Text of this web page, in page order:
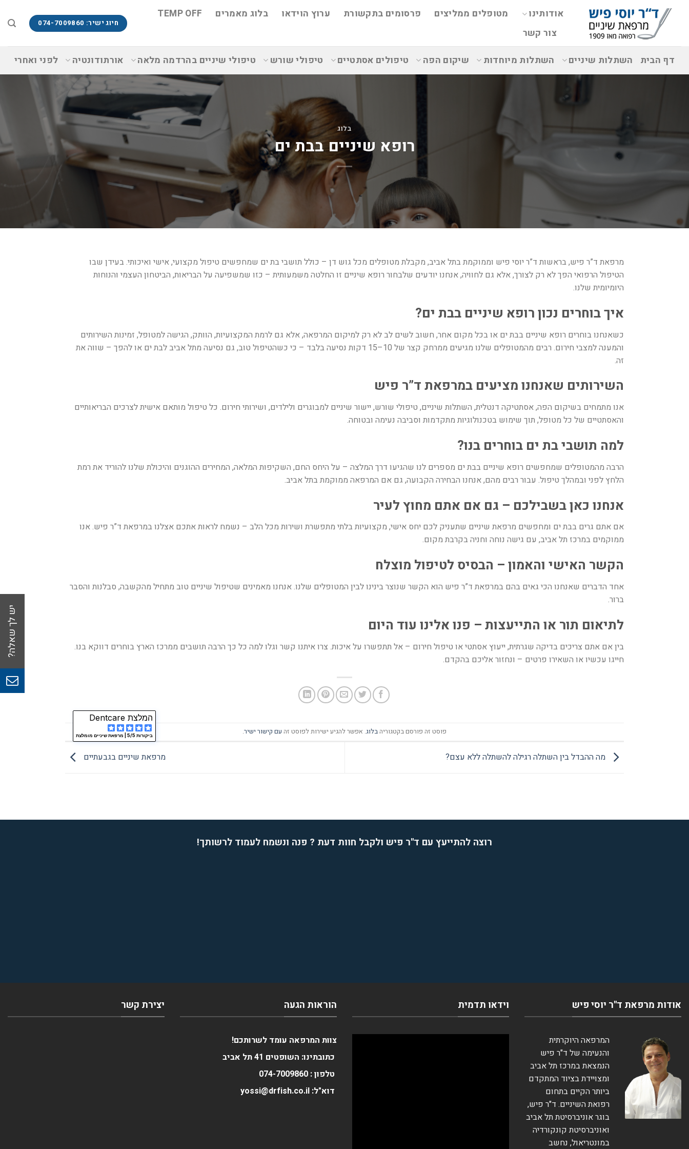
אודותינו מטופלים ממליצים פרסומים בתקשורת ערוץ הוידאו בלוג מאמרים
TEMP OFF
צור קשר
חיוג ישיר: 074-7009860
דף הבית השתלות שיניים השתלות מיוחדות שיקום הפה טיפולים אסתטיים טיפולי שורש טיפולי שיניים בהרדמה מלאה אורתודונטיה לפני ואחרי
בלוג
רופא שיניים בבת ים
מרפאת ד”ר פיש, בראשות ד”ר יוסי פיש וממוקמת בתל אביב, מקבלת מטופלים מכל גוש דן – כולל תושבי בת ים שמחפשים טיפול מקצועי, אישי ואיכותי. בעידן שבו
הטיפול הרפואי הפך לא רק לצורך, אלא גם לחוויה, אנחנו יודעים שלבחור רופא שיניים זו החלטה משמעותית – כזו שמשפיעה על הבריאות, הביטחון העצמי והנוחות
היומיומית שלנו.
איך בוחרים נכון רופא שיניים בבת ים?
כשאנחנו בוחרים רופא שיניים בבת ים או בכל מקום אחר, חשוב לשים לב לא רק למיקום המרפאה, אלא גם לרמת המקצועיות, הוותק, הגישה למטופל, זמינות השירותים
והמענה למצבי חירום. רבים מהמטופלים שלנו מגיעים ממרחק קצר של 10–15 דקות נסיעה בלבד – כי כשהטיפול טוב, גם נסיעה מתל אביב לבת ים או להפך – שווה את
זה.
השירותים שאנחנו מציעים במרפאת ד”ר פיש
אנו מתמחים בשיקום הפה, אסתטיקה דנטלית, השתלות שיניים, טיפולי שורש, יישור שיניים למבוגרים ולילדים, ושירותי חירום. כל טיפול מותאם אישית לצרכים הבריאותיים
והאסתטיים של כל מטופל, תוך שימוש בטכנולוגיות מתקדמות וסביבה נעימה ובטוחה.
למה תושבי בת ים בוחרים בנו?
הרבה מהמטופלים שמחפשים רופא שיניים בבת ים מספרים לנו שהגיעו דרך המלצה – על היחס החם, השקיפות המלאה, המחירים ההוגנים והיכולת שלנו להוריד את רמת
הלחץ לפני ובמהלך טיפול. עבור רבים מהם, אנחנו הבחירה הקבועה, גם אם המרפאה ממוקמת בתל אביב.
אנחנו כאן בשבילכם – גם אם אתם מחוץ לעיר
אם אתם גרים בבת ים ומחפשים מרפאת שיניים שתעניק לכם יחס אישי, מקצועיות בלתי מתפשרת ושירות מכל הלב – נשמח לראות אתכם אצלנו במרפאת ד”ר פיש. אנו
ממוקמים במרכז תל אביב, עם גישה נוחה וחניה בקרבת מקום.
הקשר האישי והאמון – הבסיס לטיפול מוצלח
אחד הדברים שאנחנו הכי גאים בהם במרפאת ד”ר פיש הוא הקשר שנוצר בינינו לבין המטופלים שלנו. אנחנו מאמינים שטיפול שיניים טוב מתחיל מהקשבה, סבלנות והסבר
ברור.
לתיאום תור או התייעצות – פנו אלינו עוד היום
בין אם אתם צריכים בדיקה שגרתית, ייעוץ אסתטי או טיפול חירום – אל תתפשרו על איכות. צרו איתנו קשר וגלו למה כל כך הרבה תושבים ממרכז הארץ בוחרים דווקא בנו.
חייגו עכשיו או השאירו פרטים – ונחזור אליכם בהקדם.
פוסט זה פורסם בקטגוריהבלוג. אפשר להגיע ישירות לפוסט זה עם קישור ישיר.
המלצת Dentcare
ביקורות 5/5 | מרפאת שיניים מומלצת
מה ההבדל בין השתלה רגילה להשתלה ללא עצם? מרפאת שיניים בגבעתיים
רוצה להתייעץ עם ד''ר פיש ולקבל חוות דעת ? פנה ונשמח לעמוד לרשותך!
אודות מרפאת ד''ר יוסי פיש
המרפאה היוקרתית
והנעימה של ד"ר פיש
הנמצאת במרכז תל אביב
ומצויידת בציוד המתקדם
ביותר הקיים בתחום
רפואת השיניים. ד"ר פיש,
בוגר אוניברסיטת תל אביב
ואוניברסיטת קונקורדיה
במונטריאול, נחשב
וידאו תדמית הוראות הגעה
צוות המרפאה עומד לשרותכם!
כתובתינו: השופטים 41 תל אביב
טלפון : 074-7009860
דוא"ל: yossi@drfish.co.il
יצירת קשר